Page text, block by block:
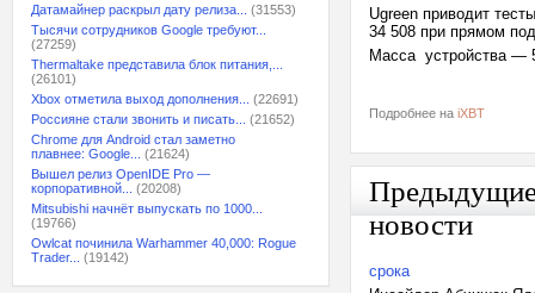
Датамайнер раскрыл дату релиза...
(31553)
Тысячи сотрудников Google требуют...
(27259)
Thermaltake представила блок питания,...
(26101)
Xbox отметила выход дополнения...
(22691)
Россияне стали звонить и писать...
(21652)
Chrome для Android стал заметно
плавнее: Google...
(21624)
Вышел релиз OpenIDE Pro —
корпоративной...
(20208)
Mitsubishi начнёт выпускать по 1000...
(19766)
Owlcat починила Warhammer 40,000: Rogue
Trader...
(19142)
Ugreen приводит
34 508 при прямом
Масса устройства —
Подробнее на iXBT
новости
срока